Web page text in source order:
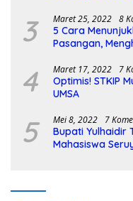
3 Maret 25, 2022 8
5 Cara
Pasangan,
4 Maret 17, 2022 7
Optimis! STKIP
UMSA
5 Mei 8, 2022 7
Bupati Yulhaidir
Mahasiswa